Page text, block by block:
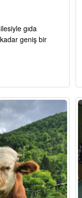
gıda
geniş bir